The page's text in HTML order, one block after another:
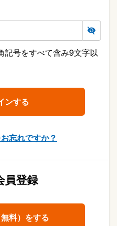
記号をすべて含み9文字以
忘れですか？
員登録
料）をする